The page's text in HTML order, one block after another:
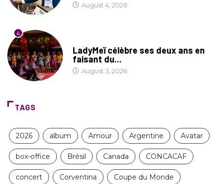
August 4, 2026
4
LadyMeï célèbre ses deux ans en
faisant du...
August 3, 2026
TAGS
2026 album Amour Argentine Avatar
box-office Brésil Canada CONCACAF
concert Corventina Coupe du Monde